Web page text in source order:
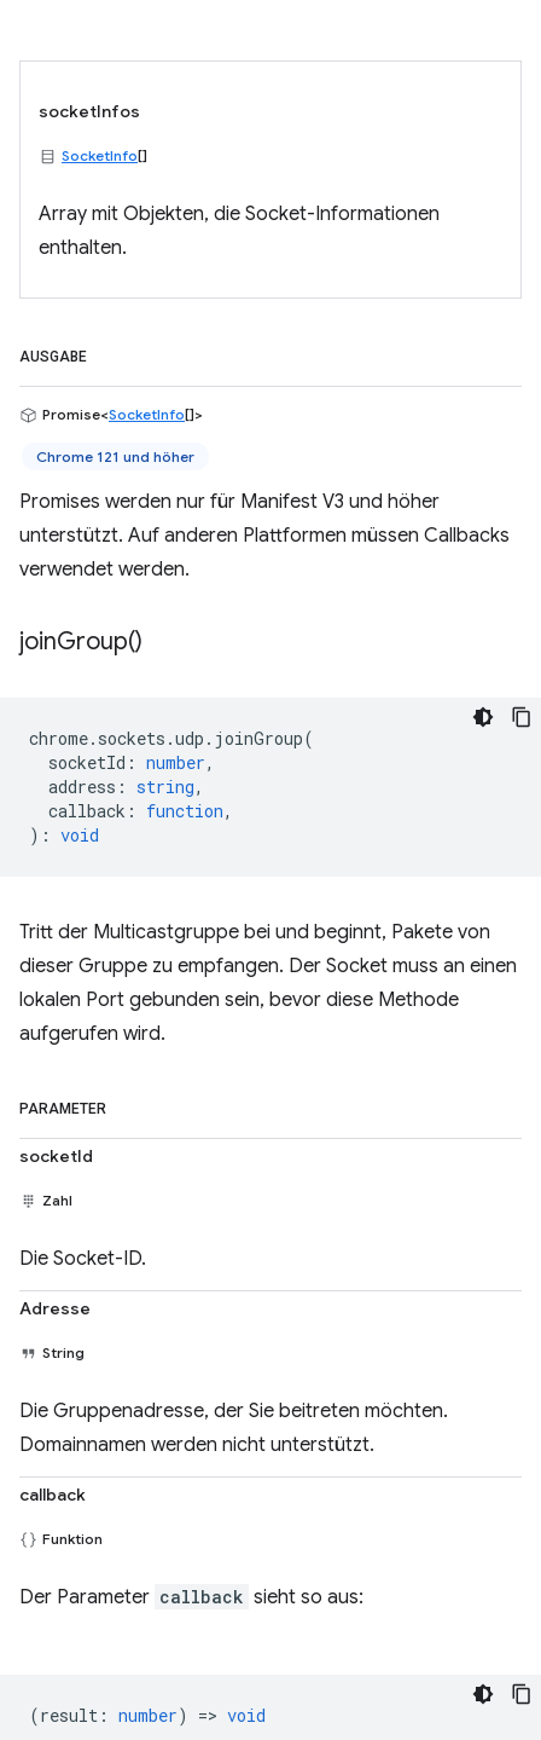
socketInfos
SocketInfo[]
Array mit Objekten, die Socket-Informationen
enthalten.
AUSGABE
Promise<SocketInfo[]>
Chrome 121 und höher
Promises werden nur für Manifest V3 und höher
unterstützt. Auf anderen Plattformen müssen Callbacks
verwendet werden.
joinGroup()
chrome. sockets .udp . joinGroup(
socketId : number,
address : string,
callback : function,
) : void
Tritt der Multicastgruppe bei und beginnt, Pakete von
dieser Gruppe zu empfangen. Der Socket muss an einen
lokalen Port gebunden sein, bevor diese Methode
aufgerufen wird.
PARAMETER
socketId
Zahl
Die Socket-ID.
Adresse
String
Die Gruppenadresse, der Sie beitreten möchten.
Domainnamen werden nicht unterstützt.
callback
Funktion
Der Parameter callback sieht so aus:
(result : number) => void